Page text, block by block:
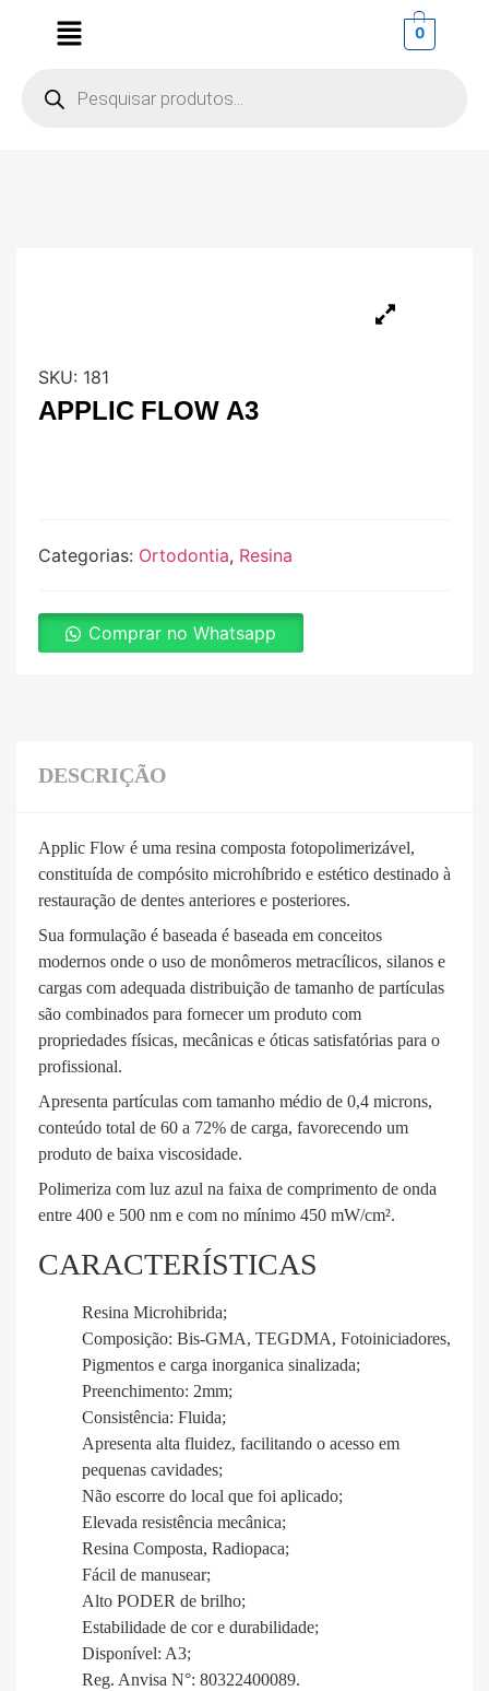
0
SKU: 181
APPLIC FLOW A3
Categorias: Ortodontia, Resina
Comprar no Whatsapp
DESCRIÇÃO
Applic Flow é uma resina composta fotopolimerizável,
constituída de compósito microhíbrido e estético destinado à
restauração de dentes anteriores e posteriores.
Sua formulação é baseada é baseada em conceitos
modernos onde o uso de monômeros metracílicos, silanos e
cargas com adequada distribuição de tamanho de partículas
são combinados para fornecer um produto com
propriedades físicas, mecânicas e óticas satisfatórias para o
profissional.
Apresenta partículas com tamanho médio de 0,4 microns,
conteúdo total de 60 a 72% de carga, favorecendo um
produto de baixa viscosidade.
Polimeriza com luz azul na faixa de comprimento de onda
entre 400 e 500 nm e com no mínimo 450 mW/cm².
CARACTERÍSTICAS
Resina Microhibrida;
Composição: Bis-GMA, TEGDMA, Fotoiniciadores,
Pigmentos e carga inorganica sinalizada;
Preenchimento: 2mm;
Consistência: Fluida;
Apresenta alta fluidez, facilitando o acesso em
pequenas cavidades;
Não escorre do local que foi aplicado;
Elevada resistência mecânica;
Resina Composta, Radiopaca;
Fácil de manusear;
Alto PODER de brilho;
Estabilidade de cor e durabilidade;
Disponível: A3;
Reg. Anvisa N°: 80322400089.